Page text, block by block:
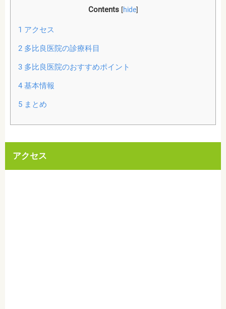
Contents [hide]
1 アクセス
2多比良医院の診療科目
3多比良医院のおすすめポイント
4基本情報
5まとめ
アクセス